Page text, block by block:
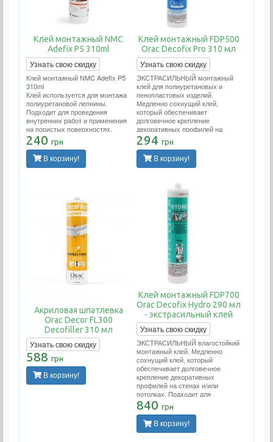
Клей монтажный NMC
Adefix P5 310ml
Узнать свою скидку
Клей монтажный NMC Adefix P5
310ml
Клей используется для монтажа
полиуретановой лепнины.
Подходит для проведения
внутренних работ и применения
на пористых поверхностях.
Расход тюбика 12 метров
погонных.
240 грн
В корзину!
Клей монтажный FDP500
Orac Decofix Pro 310 мл
Узнать свою скидку
ЭКСТРАСИЛЬНЫЙ монтажный
клей для полиуретановых и
пенопластовых изделий.
Медленно сохнущий клей,
который обеспечивает
долговечное крепление
декоративных профилей на
стенах и/или потолках. Подходит
для проведения внутренних
работ и применения на пористых
поверхностях. Расход тюбика 12
294 грн
В корзину!
Акриловая шпатлевка
Orac Decor FL300
Decofiller 310 мл
Узнать свою скидку
588 грн
В корзину!
Клей монтажный FDP700
Orac Decofix Hydro 290 мл
- экстрасильный клей
Узнать свою скидку
ЭКСТРАСИЛЬНЫЙ влагостойкий
монтажный клей. Медленно
сохнущий клей, который
обеспечивает долговечное
крепление декоративных
профилей на стенах и/или
потолках. Подходит для
проведения внутренних работ и
применения на пористых
поверхностях. Применяется во
влажных помещениях (ванных.
840 грн
В корзину!